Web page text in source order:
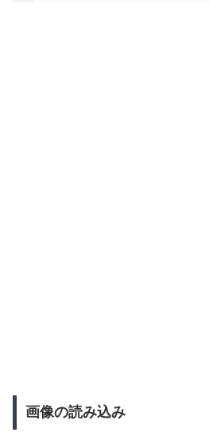
画像の読み込み